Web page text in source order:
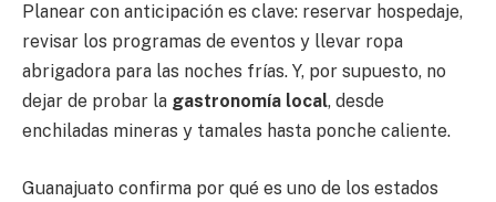
Planear con anticipación es clave: reservar hospedaje,
revisar los programas de eventos y llevar ropa
abrigadora para las noches frías. Y, por supuesto, no
dejar de probar la gastronomía local, desde
enchiladas mineras y tamales hasta ponche caliente.
Guanajuato confirma por qué es uno de los estados